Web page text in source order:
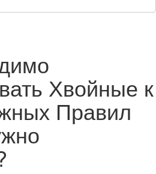
Хвойные к
Правил